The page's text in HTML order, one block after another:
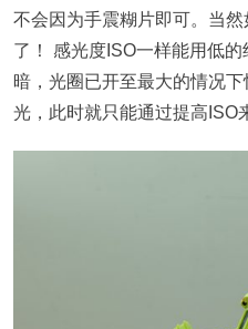
不会因为手震糊片即可。当
了！ 感光度ISO一样能用低
暗，光圈已开至最大的情况
光，此时就只能通过提高ISO